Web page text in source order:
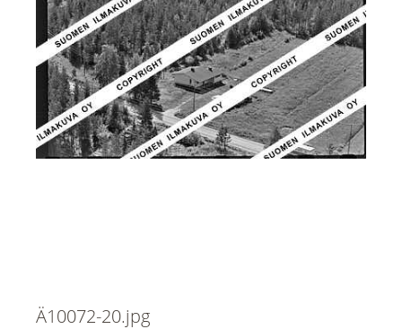
Ä10072-20.jpg